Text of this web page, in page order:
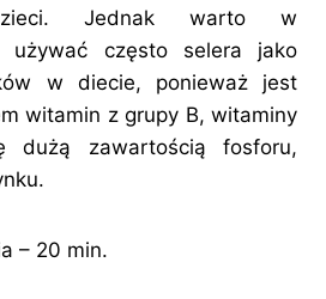
Jednak warto w
używać często selera jako
w diecie, ponieważ jest
witamin z grupy B, witaminy
dużą zawartością fosforu,
– 20 min.